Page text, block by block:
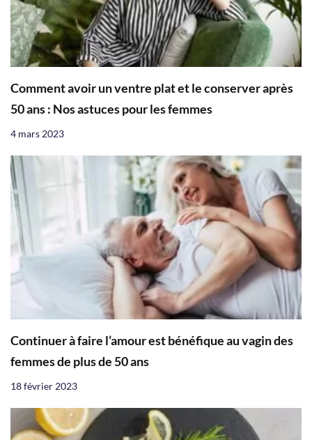
Comment avoir un ventre plat et le conserver après
50 ans : Nos astuces pour les femmes
4 mars 2023
Continuer à faire l’amour est bénéfique au vagin des
femmes de plus de 50 ans
18 février 2023